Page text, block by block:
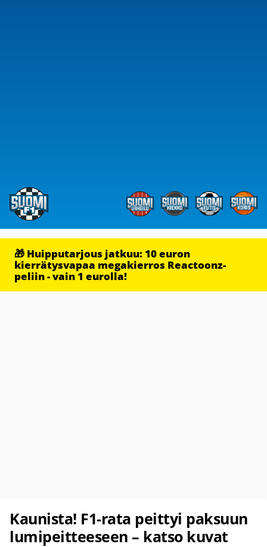
🎁 Huipputarjous jatkuu: 10 euron
kierrätysvapaa megakierros Reactoonz-
peliin - vain 1 eurolla!
Kaunista! F1-rata peittyi paksuun
lumipeitteeseen – katso kuvat